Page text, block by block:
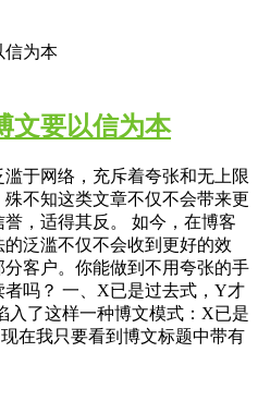
文要以信为本
于网络，充斥着夸张和无上限
不知这类文章不仅不会带来更
，适得其反。 如今，在博客
泛滥不仅不会收到更好的效
客户。你能做到不用夸张的手
吗？ 一、X已是过去式，Y才
入了这样一种博文模式：X已是
在我只要看到博文标题中带有